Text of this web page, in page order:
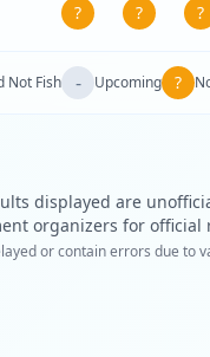
? ? ?
Not Fish - Upcoming ?
displayed are
organizers for official
or contain errors due to